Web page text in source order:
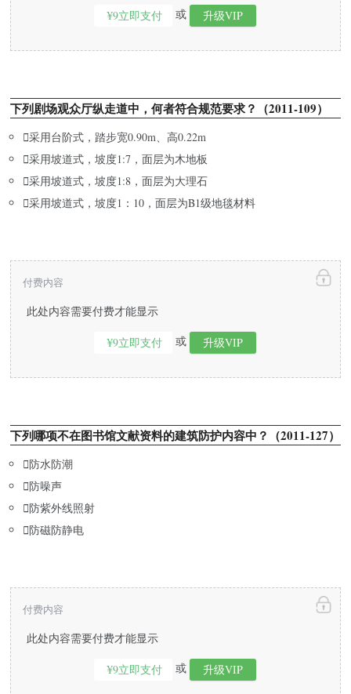
¥9立即支付 或 升级VIP
下列剧场观众厅纵走道中，何者符合规范要求？（2011-109）
采用台阶式，踏步宽0.90m、高0.22m
采用坡道式，坡度1:7，面层为木地板
采用坡道式，坡度1:8，面层为大理石
采用坡道式，坡度1：10，面层为B1级地毯材料
此处内容需要付费才能显示
¥9立即支付 或 升级VIP
付费内容
下列哪项不在图书馆文献资料的建筑防护内容中？（2011-127）
防水防潮
防噪声
防紫外线照射
防磁防静电
此处内容需要付费才能显示
¥9立即支付 或 升级VIP
付费内容